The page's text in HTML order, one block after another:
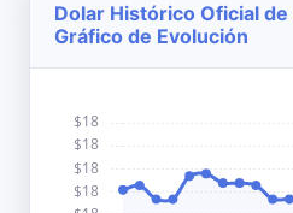
Dolar Histórico Oficial
Gráfico de Evolución